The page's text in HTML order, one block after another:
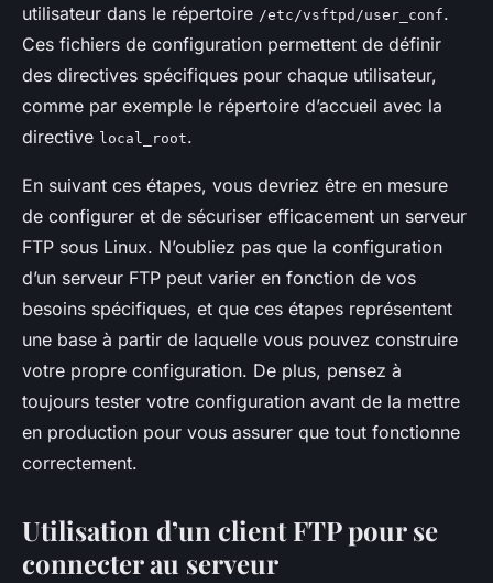
utilisateur dans le répertoire /etc/vsftpd/user_conf.
Ces fichiers de configuration permettent de définir
des directives spécifiques pour chaque utilisateur,
comme par exemple le répertoire d’accueil avec la
directive local_root.
En suivant ces étapes, vous devriez être en mesure
de configurer et de sécuriser efficacement un serveur
FTP sous Linux. N’oubliez pas que la configuration
d’un serveur FTP peut varier en fonction de vos
besoins spécifiques, et que ces étapes représentent
une base à partir de laquelle vous pouvez construire
votre propre configuration. De plus, pensez à
toujours tester votre configuration avant de la mettre
en production pour vous assurer que tout fonctionne
correctement.
Utilisation d’un client FTP pour se
connecter au serveur